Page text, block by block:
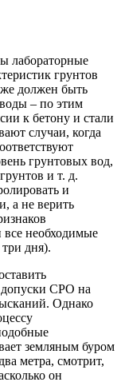
лабораторные
грунтов
должен быть
– по этим
к бетону и стали
случаи, когда
грунтовых вод,
и т. д.
и
а не верить
все необходимые
дня).
СРО на
Однако
земляным буром
метра, смотрит,
он